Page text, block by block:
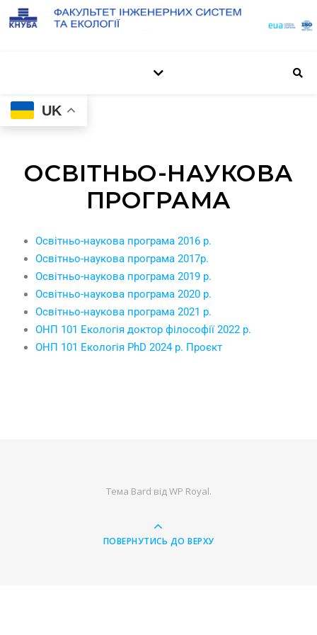
UK
ОСВІТНЬО-НАУКОВА
ПРОГРАМА
Освітньо-наукова програма 2016 р.
Освітньо-наукова програма 2017р.
Освітньо-наукова програма 2019 р.
Освітньо-наукова програма 2020 р.
Освітньо-наукова програма 2021 р.
ОНП 101 Екологія доктор філософії 2022 р.
ОНП 101 Екологія PhD 2024 р. Проєкт
Тема Bard відWP Royal.
ПОВЕРНУТИСЬ ДО ВЕРХУ